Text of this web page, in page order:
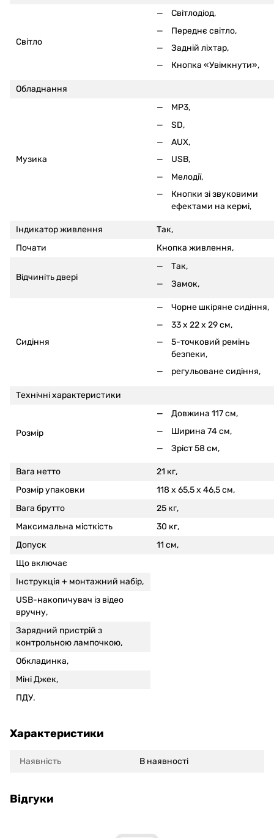
Світло
Світлодіод,
Переднє світло,
Задній ліхтар,
Кнопка «Увімкнути»,
Обладнання
Музика
MP3,
SD,
AUX,
USB,
Мелодії,
Кнопки зі звуковими
ефектами на кермі,
Індикатор живлення
Так,
Почати
Кнопка живлення,
Відчиніть двері
Так,
Замок,
Сидіння
Чорне шкіряне сидіння,
33 x 22 x 29 см,
5-точковий ремінь
безпеки,
регульоване сидіння,
Технічні характеристики
Розмір
Довжина 117 см,
Ширина 74 см,
Зріст 58 см,
Вага нетто
21 кг,
Розмір упаковки
118 x 65,5 x 46,5 см,
Вага брутто
25 кг,
Максимальна місткість
30 кг,
Допуск
11 см,
Що включає
Інструкція + монтажний набір,
USB-накопичувач із відео
вручну,
Зарядний пристрій з
контрольною лампочкою,
Обкладинка,
Міні Джек,
ПДУ.
Характеристики
Наявність В наявності
Відгуки